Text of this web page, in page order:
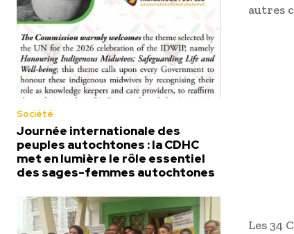
Société
Journée internationale des
peuples autochtones : la CDHC
met en lumière le rôle essentiel
des sages-femmes autochtones
autres
Les 34